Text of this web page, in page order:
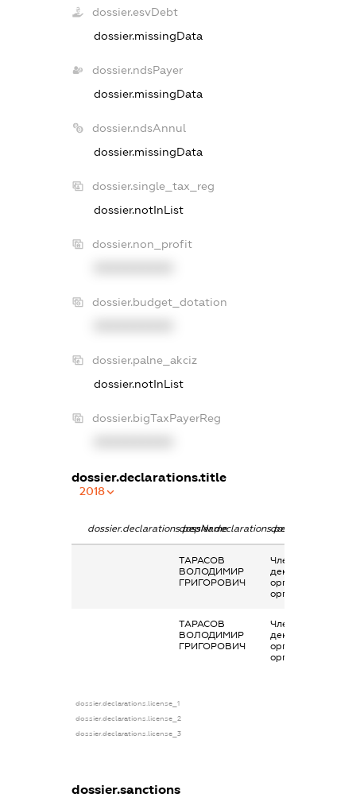
dossier.esvDebt
dossier.missingData
dossier.ndsPayer
dossier.missingData
dossier.ndsAnnul
dossier.missingData
dossier.single_tax_reg
dossier.notInList
dossier.non_profit
dossier.budget_dotation
dossier.palne_akciz
dossier.notInList
dossier.bigTaxPayerReg
dossier.declarations.title
2018
dossier.declarations.pepNamedossier.declarations.personName
ТАРАСОВ
ВОЛОДИМИР
ГРИГОРОВИЧ
Членство суб’єкта
декларування в
організаціях та їх
органах
ТАРАСОВ
ВОЛОДИМИР
ГРИГОРОВИЧ
Членство суб’єкта
декларування в
організаціях та їх
органах
dossier.declarations.license_1
dossier.declarations.license_2
dossier.declarations.license_3
dossier.sanctions